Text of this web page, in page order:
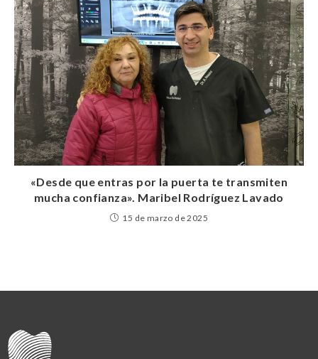
«Desde que entras por la puerta te transmiten
mucha confianza». Maribel Rodríguez Lavado
15 de marzo de 2025